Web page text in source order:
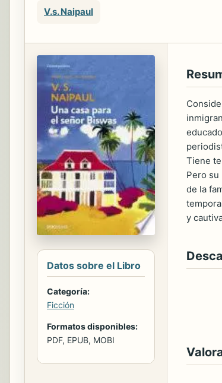
V.s. Naipaul
Datos sobre el Libro
Categoría:
Ficción
Formatos disponibles:
PDF, EPUB, MOBI
Tiene
Pero su
de la
y